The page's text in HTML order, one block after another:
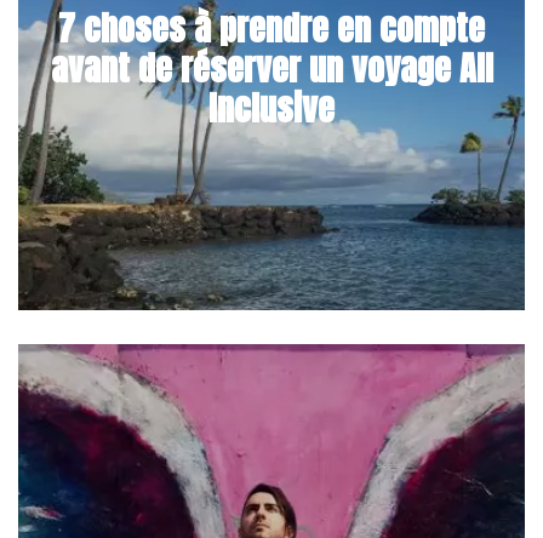
7 choses à prendre en compte
avant de réserver un voyage All
Inclusive